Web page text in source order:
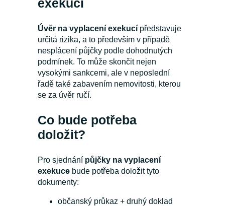
exekucí
Úvěr na vyplacení exekucí představuje
určitá rizika, a to především v případě
nesplácení půjčky podle dohodnutých
podmínek. To může skončit nejen
vysokými sankcemi, ale v neposlední
řadě také zabavením nemovitosti, kterou
se za úvěr ručí.
Co bude potřeba
doložit?
Pro sjednání půjčky na vyplacení
exekuce bude potřeba doložit tyto
dokumenty:
občanský průkaz + druhý doklad